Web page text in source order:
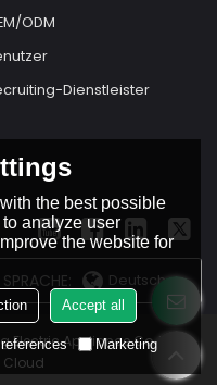
ODM
Dienstleister
SPRACHE: Deutsch
Electric Appliance Co.,Ltd.
Cloud
the best possible
analyze user
the website for
Accept all
Marketing